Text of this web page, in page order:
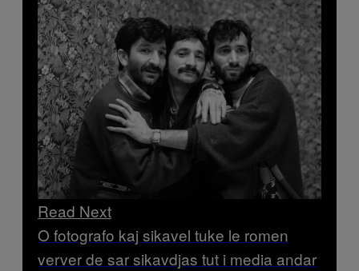
Read Next
O fotografo kaj sikavel tuke le romen
verver de sar sikavdjas tut i media andar